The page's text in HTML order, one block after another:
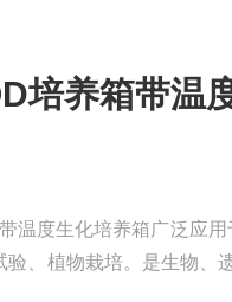
培养箱带温
温度生化培养箱广泛应
验、植物栽培。是生物、